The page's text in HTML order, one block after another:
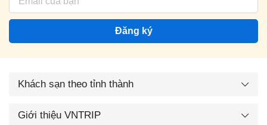
Đăng ký
Khách sạn theo tỉnh thành
Giới thiệu VNTRIP